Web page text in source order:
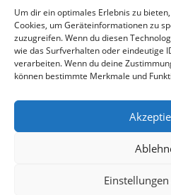
Um dir ein optimales Erlebnis zu
Cookies, um Geräteinformationen zu
zuzugreifen. Wenn du diesen
wie das Surfverhalten oder eindeutige
verarbeiten. Wenn du deine
können bestimmte Merkmale und
Biologisches Wunder in Ceuta
Ein vermeintliches
Archiv